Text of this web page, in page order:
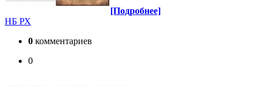
[Подробнее]
НБ РХ
0 комментариев
0